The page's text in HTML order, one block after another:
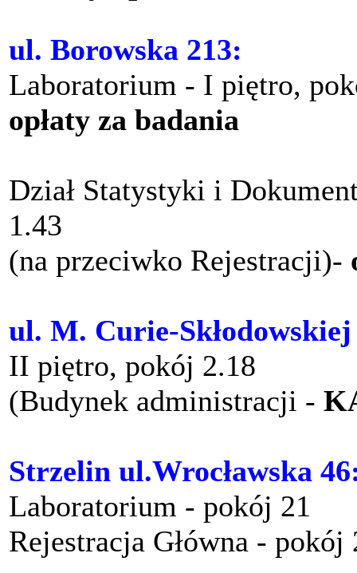
ul. Borowska 213:
Laboratorium - I piętro,
opłaty za badania
Dział Statystyki i
1.43
(na przeciwko Rejestracji)-
ul. M. Curie-Skłodowskiej
II piętro, pokój 2.18
(Budynek administracji -
Strzelin ul.Wrocławska
Laboratorium - pokój 21
Rejestracja Główna -